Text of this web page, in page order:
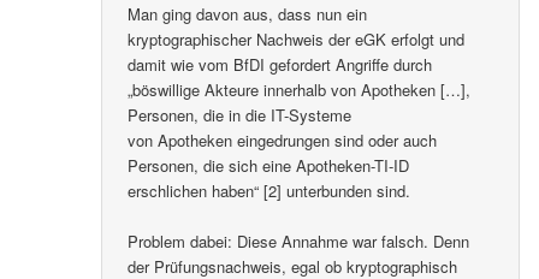
Man ging davon aus, dass nun ein
kryptographischer Nachweis der eGK erfolgt und
damit wie vom BfDI gefordert Angriffe durch
„böswillige Akteure innerhalb von Apotheken […],
Personen, die in die IT-Systeme
von Apotheken eingedrungen sind oder auch
Personen, die sich eine Apotheken-TI-ID
erschlichen haben“ [2] unterbunden sind.
Problem dabei: Diese Annahme war falsch. Denn
der Prüfungsnachweis, egal ob kryptographisch